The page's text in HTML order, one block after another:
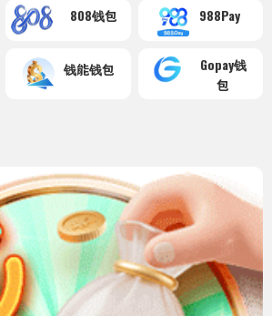
808钱包 988Pay
钱能钱包
Gopay钱
包